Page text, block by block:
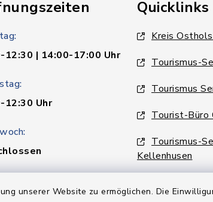
unserer Website zu ermöglichen. Die
12:30 | 14:00-17:00 Uhr
12:30 Uhr
12:30 | 14:00-16:00 Uhr
Quicklinks
Kreis
Tourismus-
Tourismus
Tourist-Büro
Tourismus-
Kellenhusen